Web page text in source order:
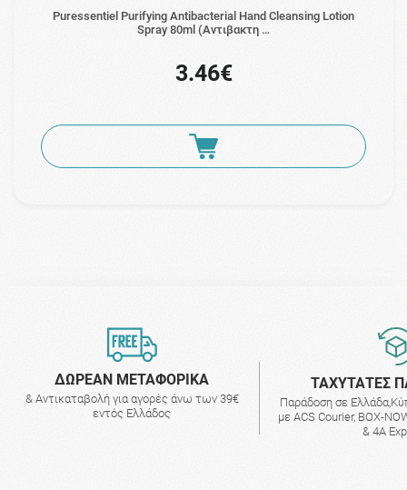
Puressentiel Purifying Antibacterial Hand Cleansing Lotion
Spray 80ml (Αντιβακτη …
3.46€
ΔΩΡΕΑΝ ΜΕΤΑΦΟΡΙΚΑ
& Αντικαταβολή για αγορές άνω των 39€
εντός Ελλάδος
ΤΑΧΥΤΑΤΕΣ
Παράδοση σε
με ACS Courier, BOX-
& 4A